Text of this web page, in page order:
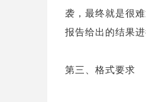
袭，最终就是很
报告给出的结果
第三、格式要求